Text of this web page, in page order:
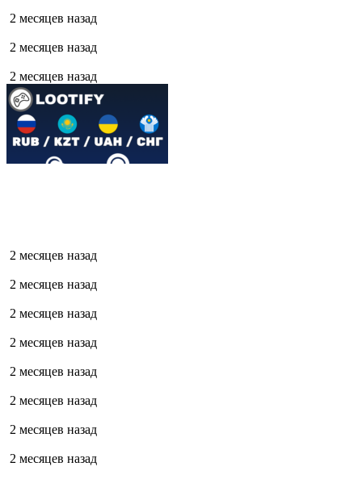
2 месяцев назад
2 месяцев назад
2 месяцев назад
2 месяцев назад
2 месяцев назад
2 месяцев назад
2 месяцев назад
2 месяцев назад
2 месяцев назад
2 месяцев назад
2 месяцев назад